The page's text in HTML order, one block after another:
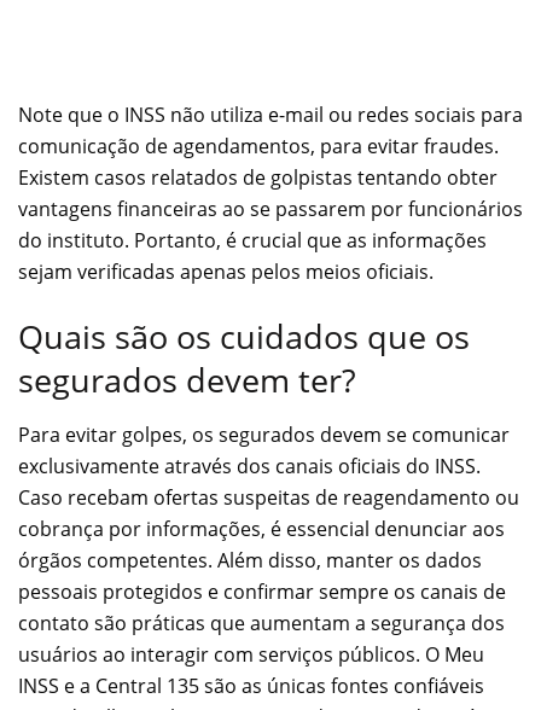
Note que o INSS não utiliza e-mail ou redes sociais para
comunicação de agendamentos, para evitar fraudes.
Existem casos relatados de golpistas tentando obter
vantagens financeiras ao se passarem por funcionários
do instituto. Portanto, é crucial que as informações
sejam verificadas apenas pelos meios oficiais.
Quais são os cuidados que os
segurados devem ter?
Para evitar golpes, os segurados devem se comunicar
exclusivamente através dos canais oficiais do INSS.
Caso recebam ofertas suspeitas de reagendamento ou
cobrança por informações, é essencial denunciar aos
órgãos competentes. Além disso, manter os dados
pessoais protegidos e confirmar sempre os canais de
contato são práticas que aumentam a segurança dos
usuários ao interagir com serviços públicos. O Meu
INSS e a Central 135 são as únicas fontes confiáveis